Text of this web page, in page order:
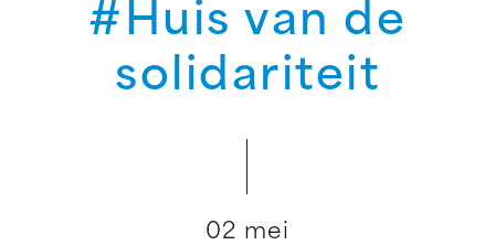
#Huis van de
solidariteit
02 mei